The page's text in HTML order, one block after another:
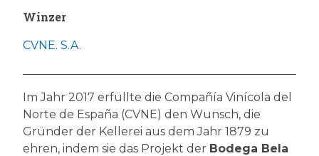
Winzer
CVNE. S.A.
Im Jahr 2017 erfüllte die Compañía Vinícola del
Norte de España (CVNE) den Wunsch, die
Gründer der Kellerei aus dem Jahr 1879 zu
ehren, indem sie das Projekt der Bodega Bela